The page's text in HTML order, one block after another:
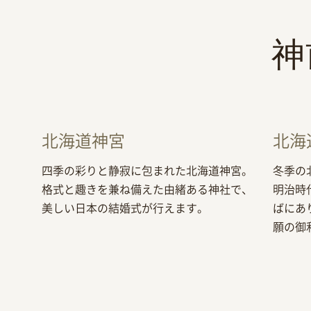
北海道神宮
四季の彩りと静寂に包まれた北海道神宮。
格式と趣きを兼ね備えた由緒ある神社で、
美しい日本の結婚式が行えます。
北
冬季の
明治時
ばにあ
願の御